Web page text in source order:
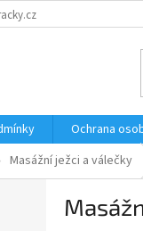
Ochrana
Masážní ježci a válečky